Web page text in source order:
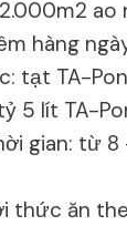
ao
hàng
tạt TA-
5 lít TA-
gian: từ 8
thức ăn